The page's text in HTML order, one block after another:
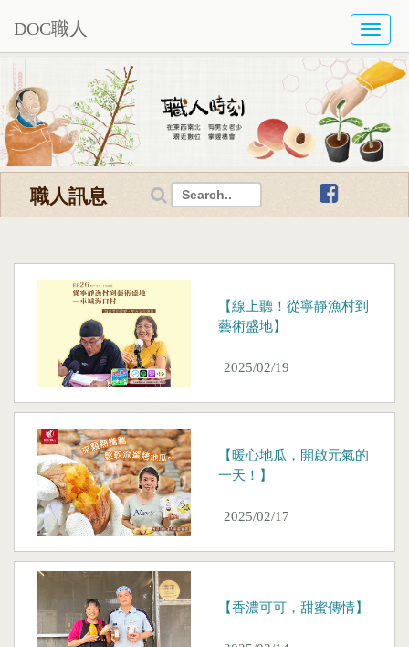
DOC職人
職人訊息
【線上聽！從寧靜漁村到
藝術盛地】
2025/02/19
【暖心地瓜，開啟元氣的
一天！】
2025/02/17
【香濃可可，甜蜜傳情】